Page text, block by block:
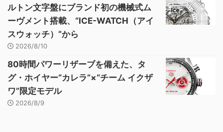
ルトン文字盤にブランド初の機械式ム
ーヴメント搭載、“ICE-WATCH（アイ
スウォッチ）”から
2026/8/10
80時間パワーリザーブを備えた、タ
グ・ホイヤー“カレラ”×“チーム イクザ
ワ”限定モデル
2026/8/9